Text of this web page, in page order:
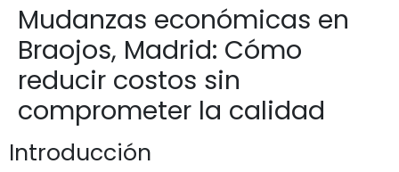
Mudanzas económicas en
Braojos, Madrid: Cómo
reducir costos sin
comprometer la calidad
Introducción